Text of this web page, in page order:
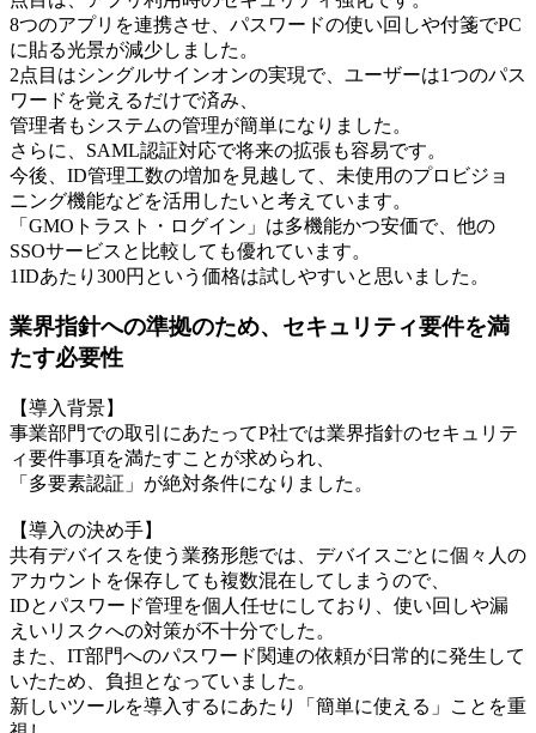
8つのアプリを連携させ、パスワードの使い回しや付箋でPC
に貼る光景が減少しました。
2点目はシングルサインオンの実現で、ユーザーは1つのパス
ワードを覚えるだけで済み、
管理者もシステムの管理が簡単になりました。
さらに、SAML認証対応で将来の拡張も容易です。
今後、ID管理工数の増加を見越して、未使用のプロビジョ
ニング機能などを活用したいと考えています。
「GMOトラスト・ログイン」は多機能かつ安価で、他の
SSOサービスと比較しても優れています。
1IDあたり300円という価格は試しやすいと思いました。
業界指針への準拠のため、セキュリティ要件を満
たす必要性
【導入背景】
事業部門での取引にあたってP社では業界指針のセキュリテ
ィ要件事項を満たすことが求められ、
「多要素認証」が絶対条件になりました。
【導入の決め手】
共有デバイスを使う業務形態では、デバイスごとに個々人の
アカウントを保存しても複数混在してしまうので、
IDとパスワード管理を個人任せにしており、使い回しや漏
えいリスクへの対策が不十分でした。
また、IT部門へのパスワード関連の依頼が日常的に発生して
いたため、負担となっていました。
新しいツールを導入するにあたり「簡単に使える」ことを重